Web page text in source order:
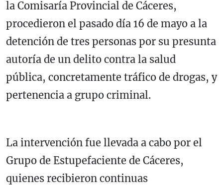
la Comisaría Provincial de Cáceres,
procedieron el pasado día 16 de mayo a la
detención de tres personas por su presunta
autoría de un delito contra la salud
pública, concretamente tráfico de drogas, y
pertenencia a grupo criminal.
La intervención fue llevada a cabo por el
Grupo de Estupefaciente de Cáceres,
quienes recibieron continuas